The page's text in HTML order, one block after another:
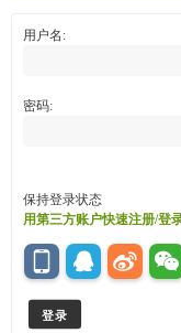
用户名:
密码:
保持登录状态
用第三方账户快速注册/登
登录